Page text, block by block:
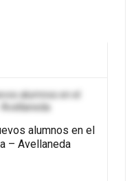
alumnos en el
– Avellaneda